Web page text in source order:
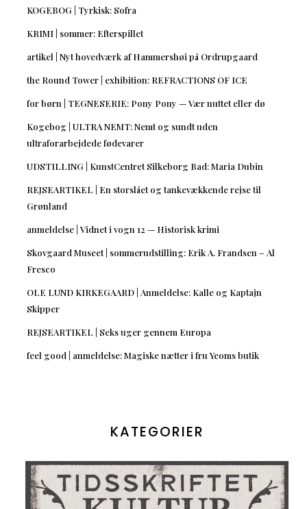
KOGEBOG | Tyrkisk: Sofra
KRIMI | sommer: Efterspillet
artikel | Nyt hovedværk af Hammershøi på Ordrupgaard
the Round Tower | exhibition: REFRACTIONS OF ICE
for børn | TEGNESERIE: Pony Pony — Vær nuttet eller dø
Kogebog | ULTRA NEMT: Nemt og sundt uden
ultraforarbejdede fødevarer
UDSTILLING | KunstCentret Silkeborg Bad: Maria Dubin
REJSEARTIKEL | En storslået og tankevækkende rejse til
Grønland
anmeldelse | Vidnet i vogn 12 — Historisk krimi
Skovgaard Museet | sommerudstilling: Erik A. Frandsen – Al
Fresco
OLE LUND KIRKEGAARD | Anmeldelse: Kalle og Kaptajn
Skipper
REJSEARTIKEL | Seks uger gennem Europa
feel good | anmeldelse: Magiske nætter i fru Yeoms butik
KATEGORIER